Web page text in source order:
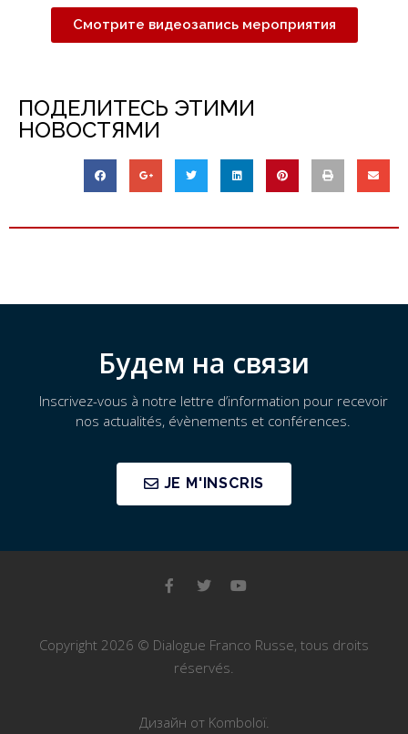
Смотрите видеозапись мероприятия
ПОДЕЛИТЕСЬ ЭТИМИ
НОВОСТЯМИ
Будем на связи
Inscrivez-vous à notre lettre d’information pour recevoir
nos actualités, évènements et conférences.
JE M'INSCRIS
Copyright 2026 © Dialogue Franco Russe, tous droits
réservés.
Дизайн от Komboloï.